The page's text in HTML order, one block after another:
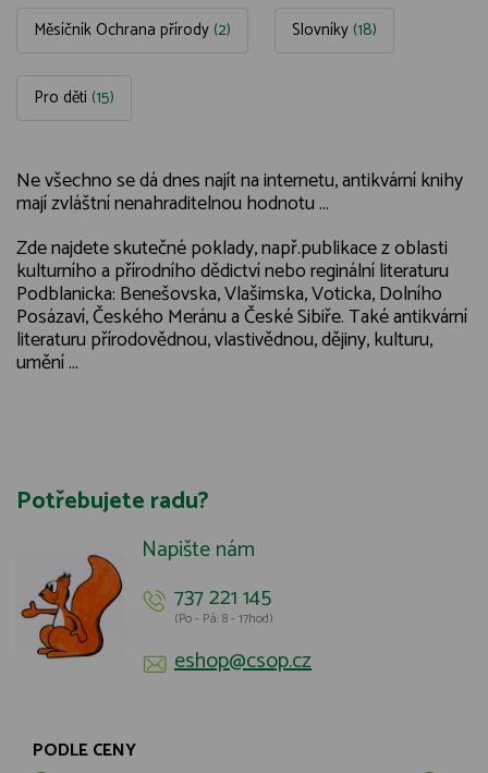
Měsíčník Ochrana přírody (2) Slovníky (18)
Pro děti (15)
Ne všechno se dá dnes najít na internetu, antikvární knihy
mají zvláštní nenahraditelnou hodnotu ...
Zde najdete skutečné poklady, např.publikace z oblasti
kulturního a přírodního dědictví nebo reginální literaturu
Podblanicka: Benešovska, Vlašimska, Voticka, Dolního
Posázaví, Českého Meránu a České Sibiře. Také antikvární
literaturu přírodovědnou, vlastivědnou, dějiny, kulturu,
umění ...
Potřebujete radu?
Napište nám
737 221 145
(Po - Pá: 8 - 17hod)
eshop@csop.cz
PODLE CENY